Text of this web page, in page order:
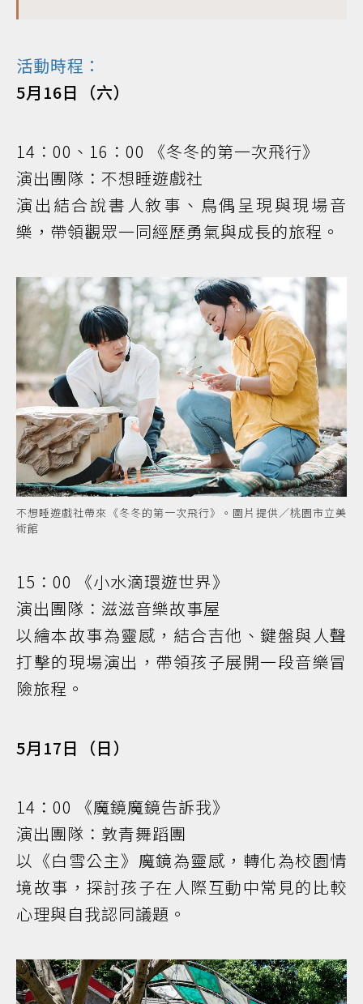
活動時程：
5月16日（六）
14：00、16：00 《冬冬的第一次飛行》
演出團隊：不想睡遊戲社
演出結合說書人敘事、鳥偶呈現與現場音
樂，帶領觀眾一同經歷勇氣與成長的旅程。
不想睡遊戲社帶來《冬冬的第一次飛行》。圖片提供／桃園市立美
術館
15：00 《小水滴環遊世界》
演出團隊：滋滋音樂故事屋
以繪本故事為靈感，結合吉他、鍵盤與人聲
打擊的現場演出，帶領孩子展開一段音樂冒
險旅程。
5月17日（日）
14：00 《魔鏡魔鏡告訴我》
演出團隊：敦青舞蹈團
以《白雪公主》魔鏡為靈感，轉化為校園情
境故事，探討孩子在人際互動中常見的比較
心理與自我認同議題。